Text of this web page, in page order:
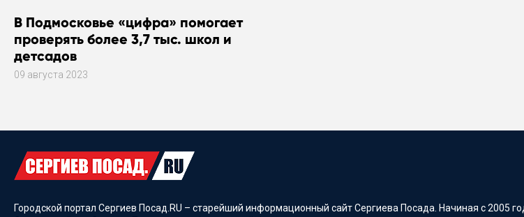
В Подмосковье «цифра» помогает
проверять более 3,7 тыс. школ и
детсадов
09 августа 2023
Городской портал Сергиев Посад.RU – старейший информационный сайт Сергиева Посада. Начиная с 2005